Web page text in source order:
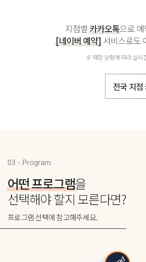
지점별카카오톡으로
[네이버 예약]서비스로도
※ 매장 상황에 따라 실시
전국 지점
03 - Program
어떤 프로그램을
선택해야 할지 모른다면?
프로그램 선택에 참고해주세요.